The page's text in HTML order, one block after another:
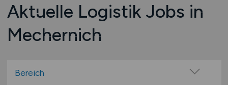
Aktuelle Logistik Jobs in
Mechernich
Bereich